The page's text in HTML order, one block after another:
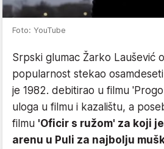
Foto: YouTube
Srpski glumac Žarko Laušević
popularnost stekao
je 1982. debitirao u filmu
uloga u filmu i kazalištu, a
filmu 'Oficir s ružom' za koji
arenu u Puli za najbolju